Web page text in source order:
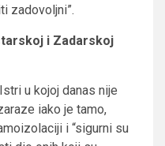
zadovoljni”.
i Zadarskoj
u kojoj danas nije
iako je tamo,
i “sigurni su